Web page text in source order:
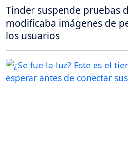
Tinder suspende pruebas
modificaba imágenes de
los usuarios